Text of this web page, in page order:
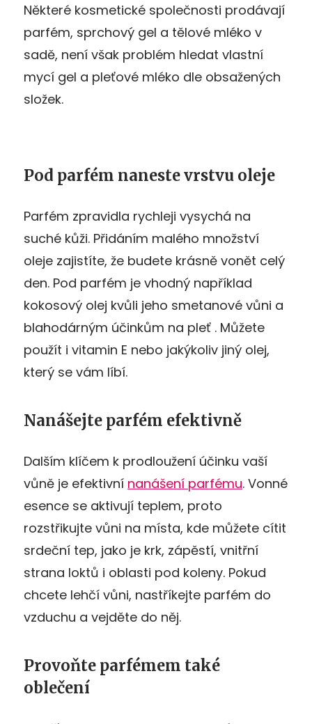
Některé kosmetické společnosti prodávají
parfém, sprchový gel a tělové mléko v
sadě, není však problém hledat vlastní
mycí gel a pleťové mléko dle obsažených
složek.
Pod parfém naneste vrstvu oleje
Parfém zpravidla rychleji vysychá na
suché kůži. Přidáním malého množství
oleje zajistíte, že budete krásně vonět celý
den. Pod parfém je vhodný například
kokosový olej kvůli jeho smetanové vůni a
blahodárným účinkům na pleť . Můžete
použít i vitamin E nebo jakýkoliv jiný olej,
který se vám líbí.
Nanášejte parfém efektivně
Dalším klíčem k prodloužení účinku vaší
vůně je efektivní nanášení parfému. Vonné
esence se aktivují teplem, proto
rozstřikujte vůni na místa, kde můžete cítit
srdeční tep, jako je krk, zápěstí, vnitřní
strana loktů i oblasti pod koleny. Pokud
chcete lehčí vůni, nastříkejte parfém do
vzduchu a vejděte do něj.
Provoňte parfémem také
oblečení